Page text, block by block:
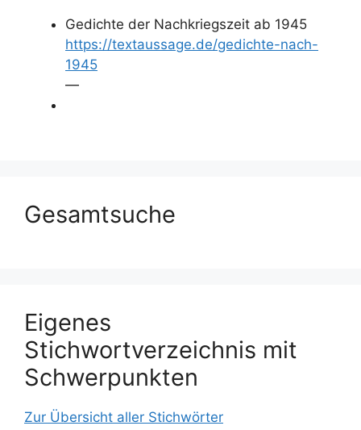
Gedichte der Nachkriegszeit ab 1945
https://textaussage.de/gedichte-nach-
1945
—
Gesamtsuche
Eigenes
Stichwortverzeichnis mit
Schwerpunkten
Zur Übersicht aller Stichwörter